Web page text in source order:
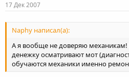
17 Дек 2007
Naphy написал(а):
А я вообще не доверяю механикам!
денежку осматривают мот
обучаются механики именно